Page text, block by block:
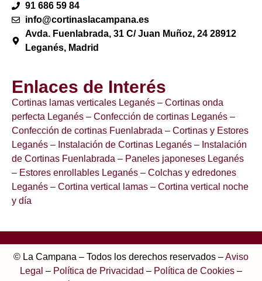
91 686 59 84
info@cortinaslacampana.es
Avda. Fuenlabrada, 31 C/ Juan Muñoz, 24 28912
Leganés, Madrid
Enlaces de Interés
Cortinas lamas verticales Leganés – Cortinas onda
perfecta Leganés – Confección de cortinas Leganés –
Confección de cortinas Fuenlabrada – Cortinas y Estores
Leganés – Instalación de Cortinas Leganés – Instalación
de Cortinas Fuenlabrada – Paneles japoneses Leganés
– Estores enrollables Leganés – Colchas y edredones
Leganés – Cortina vertical lamas – Cortina vertical noche
y día
© La Campana – Todos los derechos reservados –Aviso
Legal – Política de Privacidad – Política de Cookies –